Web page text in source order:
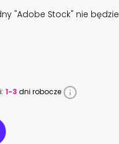
"Adobe Stock" nie będzie
1-3 dni robocze